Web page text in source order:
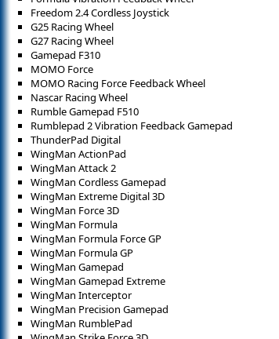
Freedom 2.4 Cordless Joystick
G25 Racing Wheel
G27 Racing Wheel
Gamepad F310
MOMO Force
MOMO Racing Force Feedback Wheel
Nascar Racing Wheel
Rumble Gamepad F510
Rumblepad 2 Vibration Feedback Gamepad
ThunderPad Digital
WingMan ActionPad
WingMan Attack 2
WingMan Cordless Gamepad
WingMan Extreme Digital 3D
WingMan Force 3D
WingMan Formula
WingMan Formula Force GP
WingMan Formula GP
WingMan Gamepad
WingMan Gamepad Extreme
WingMan Interceptor
WingMan Precision Gamepad
WingMan RumblePad